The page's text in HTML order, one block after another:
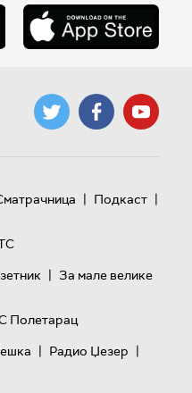
| Подкаст |
| За мале велике
Полетарац
| Радио Џезер |